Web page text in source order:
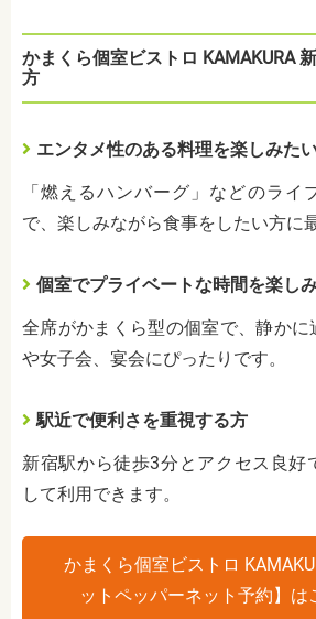
かまくら個室ビストロ KAMAKURA
方
エンタメ性のある料理を楽しみた
「燃えるハンバーグ」などのライ
で、楽しみながら食事をしたい方に
個室でプライベートな時間を楽し
全席がかまくら型の個室で、静かに
や女子会、宴会にぴったりです。
駅近で便利さを重視する方
新宿駅から徒歩3分とアクセス良好
して利用できます。
かまくら個室ビストロ
ットペッパーネット予約】は